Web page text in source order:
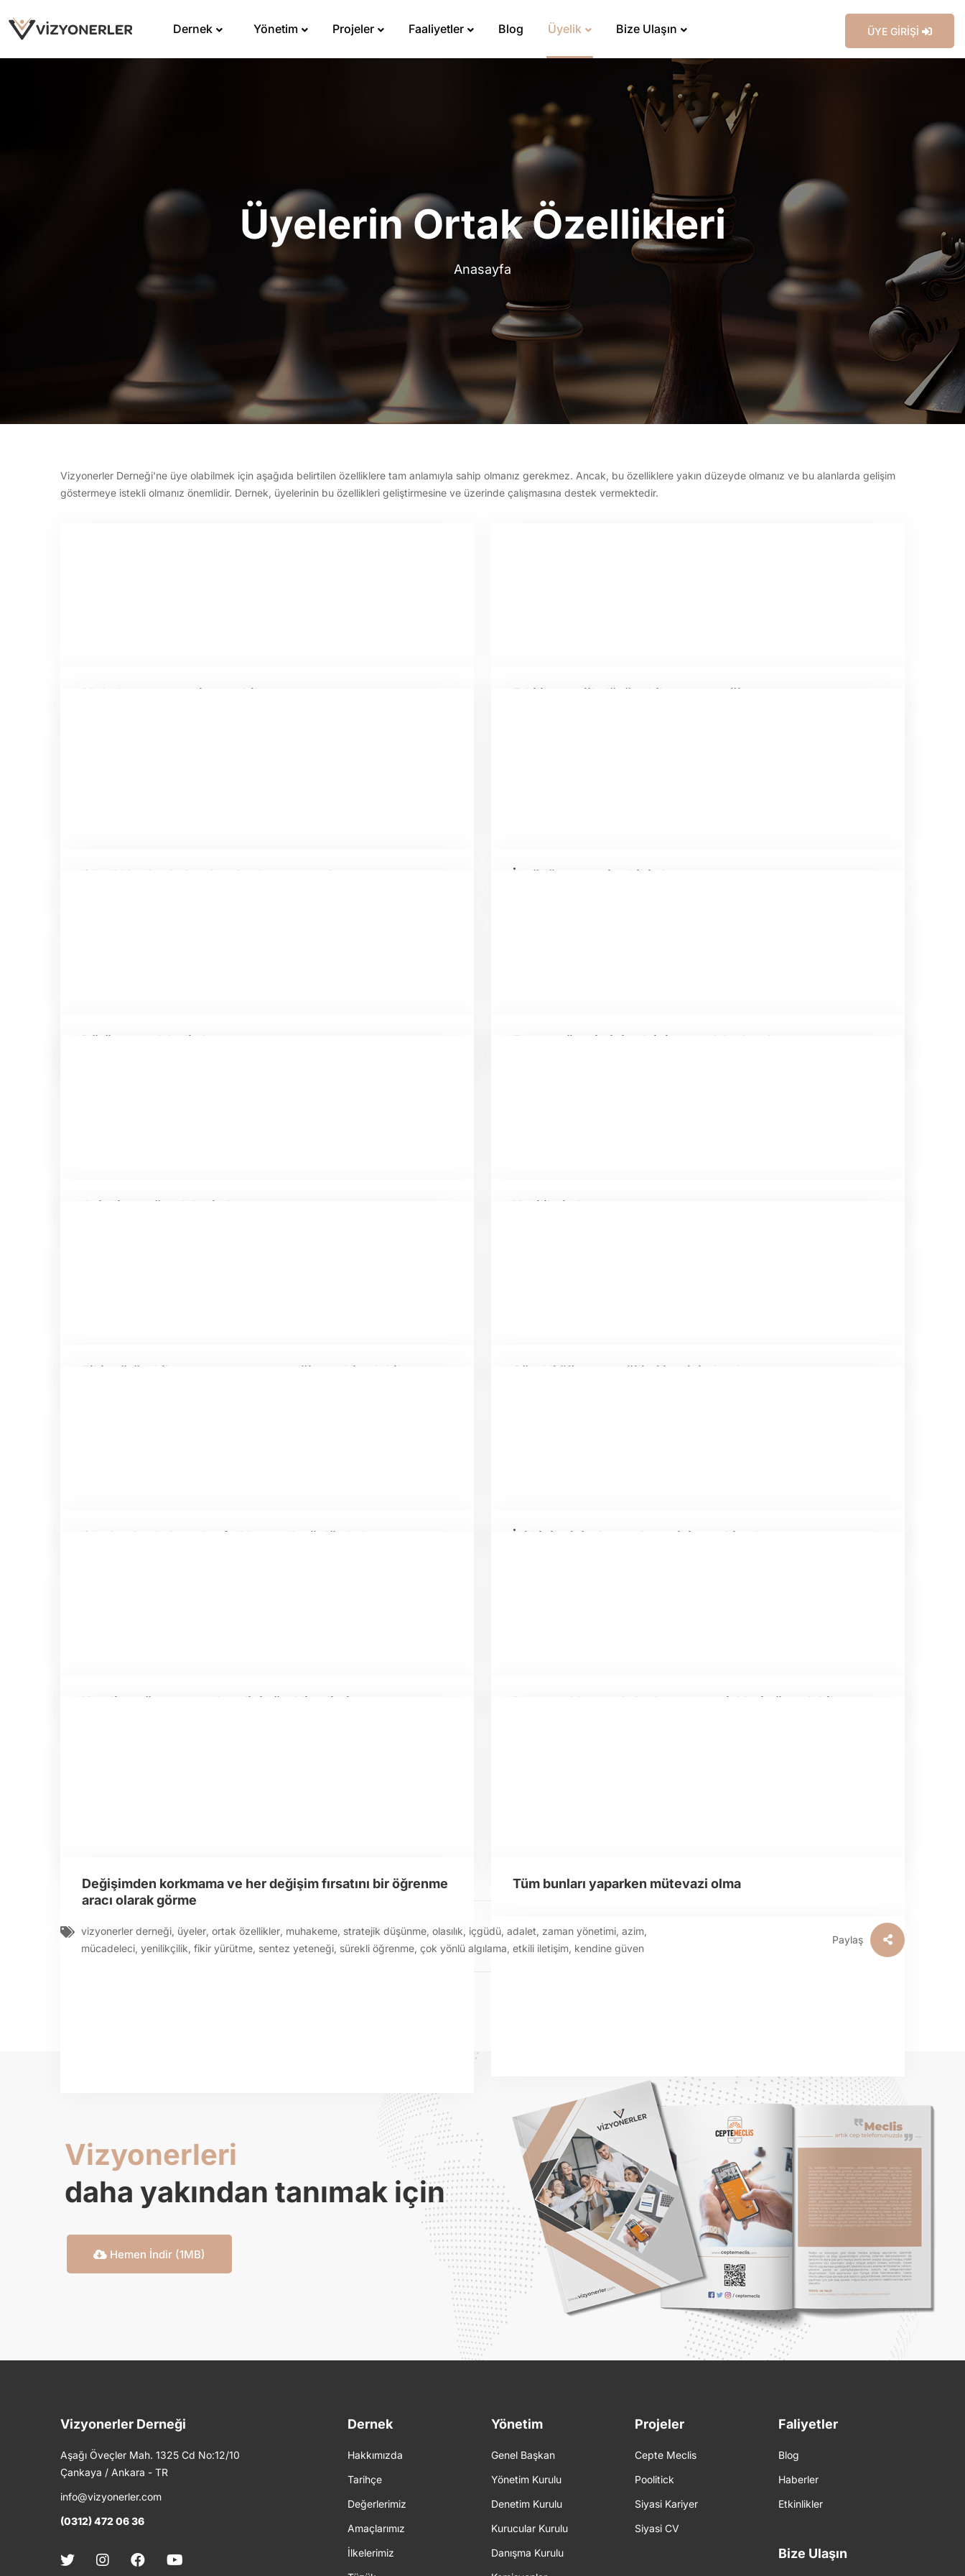
Dernek Yönetim Projeler Faaliyetler Blog Üyelik Bize Ulaşın ÜYE GİRİŞİ
Üyelerin Ortak Özellikleri
Anasayfa
Vizyonerler Derneği'ne üye olabilmek için aşağıda belirtilen özelliklere tam anlamıyla sahip olmanız gerekmez. Ancak, bu özelliklere yakın düzeyde olmanız ve bu alanlarda gelişim
göstermeye istekli olmanız önemlidir. Dernek, üyelerinin bu özellikleri geliştirmesine ve üzerinde çalışmasına destek vermektedir.
Muhakeme ve analiz yapabilme Etkili stratejik düşünebilme yeteneği
Olasılıklardan haberdar olmak ve yaşanılan zamanı
İçgüdü ve sezgi sahibi olma
Dürüst ve adaletli olma Zaman yönetimini çok iyi yaparak hızlı çalışma
Azimli ve mücadeleci olma Yenilikçi olma
Fikir yürütebilme ve sentez yeteneğine sahip olabilme Sürekli öğrenme eğilimi içerisinde olma
Olayları başkalarından farklı ve çok yönlü algılama İyi bir iletişim kurma becerisine sahip olma
Kendine güvenme ve kendini sürekli geliştirme Başarısızlıktan asla korkmama ve riskleri göze alabilme
Değişimden korkmama ve her değişim fırsatını bir öğrenme
aracı olarak görme
Tüm bunları yaparken mütevazi olma
vizyonerler derneği, üyeler, ortak özellikler, muhakeme, stratejik düşünme, olasılık, içgüdü, adalet, zaman yönetimi, azim,
mücadeleci, yenilikçilik, fikir yürütme, sentez yeteneği, sürekli öğrenme, çok yönlü algılama, etkili iletişim, kendine güven
Paylaş
Vizyonerleri
daha yakından tanımak için
Hemen İndir (1MB)
Vizyonerler Derneği
Aşağı Öveçler Mah. 1325 Cd No:12/10
Çankaya / Ankara - TR
info@vizyonerler.com
(0312) 472 06 36
Dernek
Hakkımızda
Tarihçe
Değerlerimiz
Amaçlarımız
İlkelerimiz
Yönetim
Genel Başkan
Yönetim Kurulu
Denetim Kurulu
Kurucular Kurulu
Danışma Kurulu
Projeler
Cepte Meclis
Poolitick
Siyasi Kariyer
Siyasi CV
Faliyetler
Blog
Haberler
Etkinlikler
Bize Ulaşın